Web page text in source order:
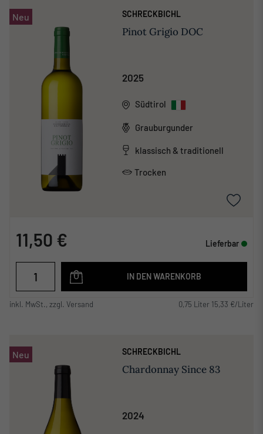
Neu SCHRECKBICHL
Pinot Grigio DOC
2025
Südtirol
Grauburgunder
klassisch & traditionell
Trocken
11,50 € Lieferbar
IN DEN WARENKORB
inkl. MwSt., zzgl. Versand 0,75 Liter 15,33 €/Liter
Neu SCHRECKBICHL
Chardonnay Since 83
2024